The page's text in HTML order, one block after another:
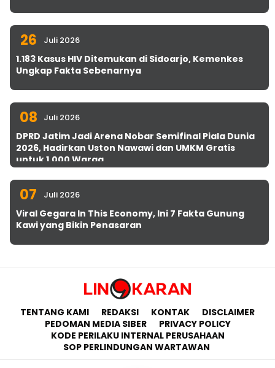
26 Juli 2026
1.183 Kasus HIV Ditemukan di Sidoarjo, Kemenkes
Ungkap Fakta Sebenarnya
08 Juli 2026
DPRD Jatim Jadi Arena Nobar Semifinal Piala Dunia
2026, Hadirkan Uston Nawawi dan UMKM Gratis
untuk 1.000 Warga
07 Juli 2026
Viral Gegara In This Economy, Ini 7 Fakta Gunung
Kawi yang Bikin Penasaran
TENTANG KAMI REDAKSI KONTAK
DISCLAIMER
PEDOMAN MEDIA SIBER
PRIVACY POLICY
KODE PERILAKU INTERNAL PERUSAHAAN
SOP PERLINDUNGAN WARTAWAN